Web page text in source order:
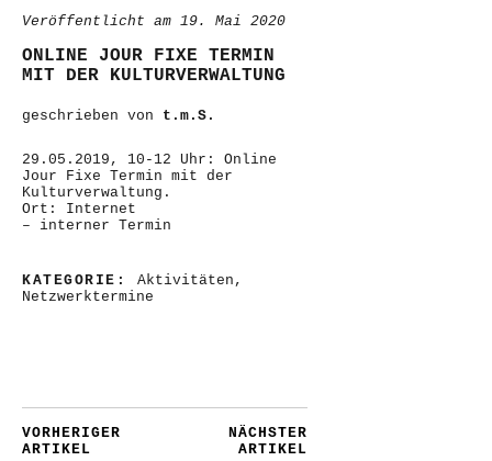
Veröffentlicht am 19. Mai 2020
ONLINE JOUR FIXE TERMIN
MIT DER KULTURVERWALTUNG
geschrieben von t.m.S.
29.05.2019, 10-12 Uhr: Online
Jour Fixe Termin mit der
Kulturverwaltung.
Ort: Internet
– interner Termin
KATEGORIE: Aktivitäten ,
Netzwerktermine
VORHERIGER
ARTIKEL
NÄCHSTER
ARTIKEL